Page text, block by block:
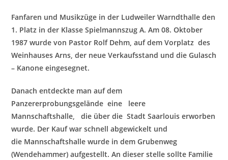
Fanfaren und Musikzüge in der Ludweiler Warndthalle den
1. Platz in der Klasse Spielmannszug A. Am 08. Oktober
1987 wurde von Pastor Rolf Dehm, auf dem Vorplatz des
Weinhauses Arns, der neue Verkaufsstand und die Gulasch
– Kanone eingesegnet.
Danach entdeckte man auf dem
Panzererprobungsgelände eine leere
Mannschaftshalle, die über die Stadt Saarlouis erworben
wurde. Der Kauf war schnell abgewickelt und
die Mannschaftshalle wurde in dem Grubenweg
(Wendehammer) aufgestellt. An dieser stelle sollte Familie